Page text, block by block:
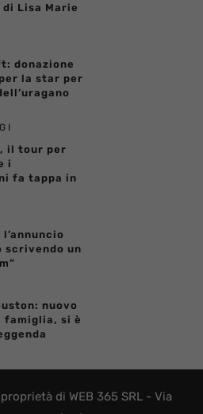
Lisa Marie
donazione
la star per
il tour per
i
fa tappa in
scrivendo un
nuovo
famiglia, si è
di WEB 365 SRL - Via